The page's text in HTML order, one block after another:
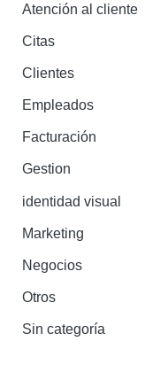
Atención al cliente
Citas
Clientes
Empleados
Facturación
Gestion
identidad visual
Marketing
Negocios
Otros
Sin categoría